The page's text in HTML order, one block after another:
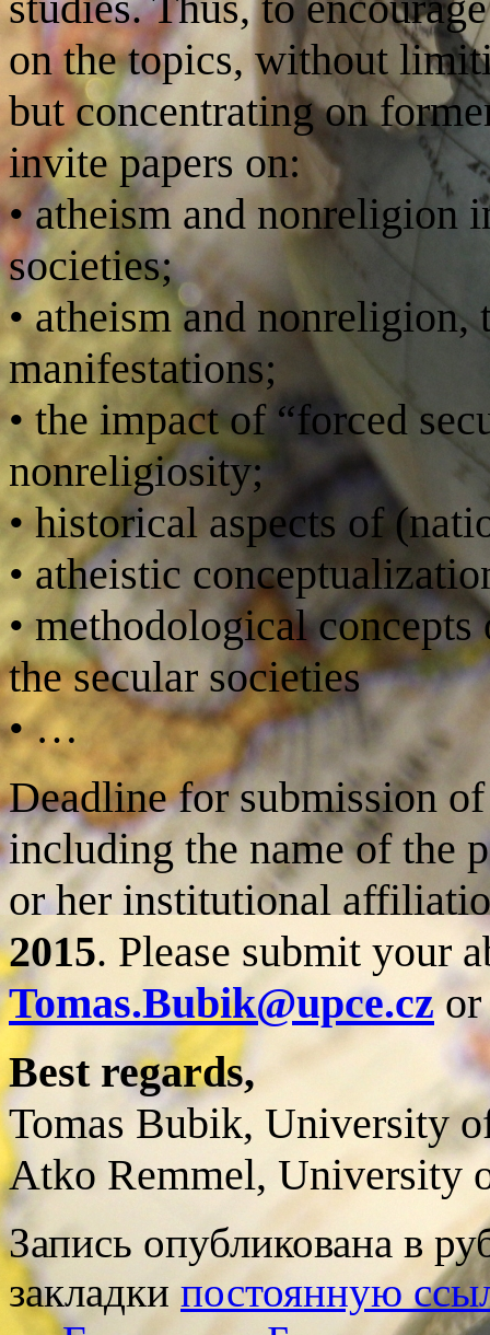
on the topics, without
but concentrating on
invite papers on:
•atheism and nonreligion
societies;
•atheism and
manifestations;
•the impact of “forced
nonreligiosity;
•historical aspects of
•atheistic
•methodological
the secular societies
•…
Deadline for submission
including the name of the
or her institutional
2015. Please submit your
Tomas.Bubik@upce.cz
Best regards,
Tomas Bubik, University
Atko Remmel, University
Запись опубликована в
закладкипостоянную